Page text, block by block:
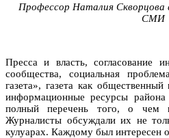
Профессор Наталия Скворцова
СМИ
Пресса и власть, согласование
сообщества, социальная
газета», газета как
информационные ресурсы
полный перечень того, о
Журналисты обсуждали их не
кулуарах. Каждому был интересен